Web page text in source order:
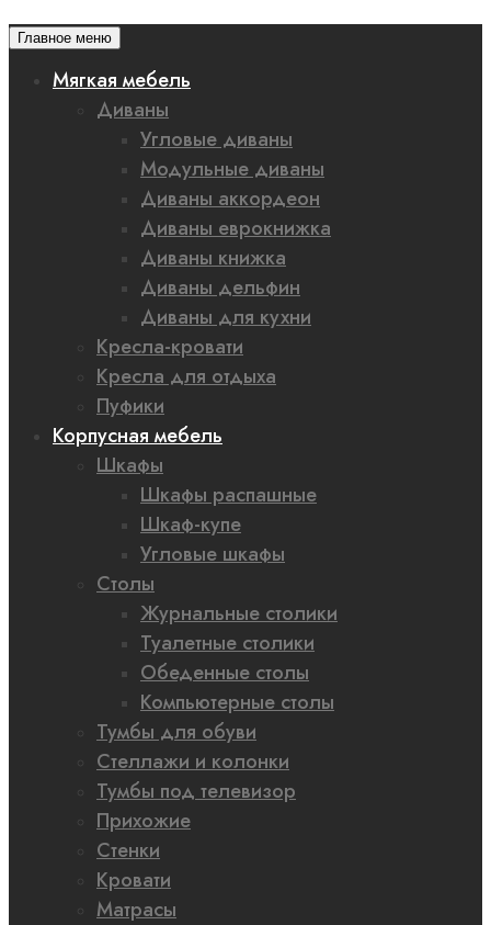
Главное меню
Мягкая мебель
Диваны
Угловые диваны
Модульные диваны
Диваны аккордеон
Диваны еврокнижка
Диваны книжка
Диваны дельфин
Диваны для кухни
Кресла-кровати
Кресла для отдыха
Пуфики
Корпусная мебель
Шкафы
Шкафы распашные
Шкаф-купе
Угловые шкафы
Столы
Журнальные столики
Туалетные столики
Обеденные столы
Компьютерные столы
Тумбы для обуви
Стеллажи и колонки
Тумбы под телевизор
Прихожие
Стенки
Кровати
Матрасы